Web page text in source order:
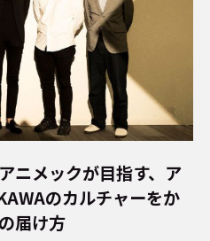
ニメックが目指す、ア
のカルチャーをか
届け方